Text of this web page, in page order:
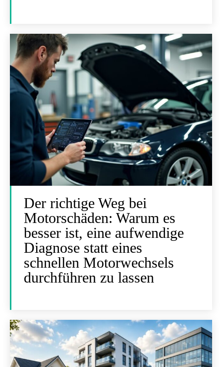
Der richtige Weg bei
Motorschäden: Warum es
besser ist, eine aufwendige
Diagnose statt eines
schnellen Motorwechsels
durchführen zu lassen